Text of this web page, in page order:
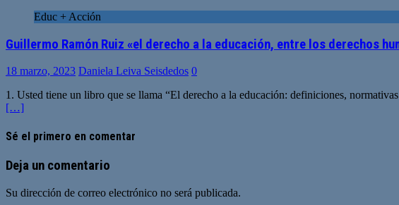
Educ + Acción
Guillermo Ramón Ruiz «el derecho a la educación, entre los derechos
18 marzo, 2023 Daniela Leiva Seisdedos 0
1. Usted tiene un libro que se llama “El derecho a la educación: definiciones,
[…]
Sé el primero en comentar
Deja un comentario
Su dirección de correo electrónico no será publicada.